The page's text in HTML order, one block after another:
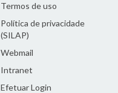
Termos de uso
Política de privacidade
(SILAP)
Webmail
Intranet
Efetuar Login